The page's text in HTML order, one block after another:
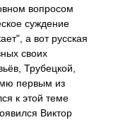
вопросом
суждение
а вот русская
своих
Трубецкой,
первым из
к этой теме
Виктор